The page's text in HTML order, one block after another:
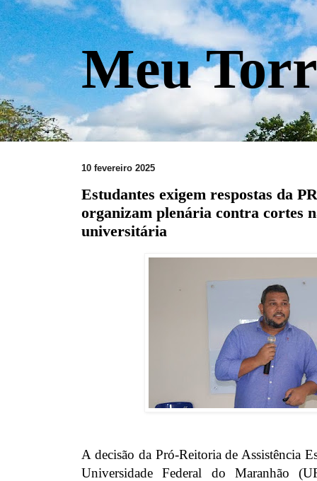
Meu
10 fevereiro 2025
Estudantes exigem respostas da
organizam plenária contra cortes
universitária
A decisão da Pró-Reitoria de Assistência
Universidade Federal do Maranhão